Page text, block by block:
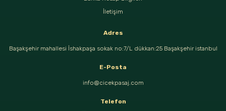
İletişim
Adres
Başakşehir mahallesi İshakpaşa sokak no:7/L dükkan:25 Başakşehir istanbul
E-Posta
info@cicekpasaj.com
Telefon